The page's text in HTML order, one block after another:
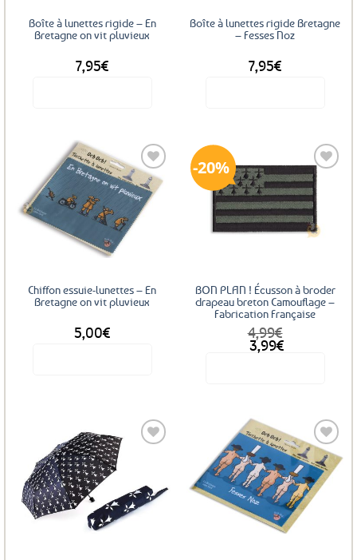
Boîte à lunettes rigide – En
Bretagne on vit pluvieux
7,95€
Boîte à lunettes rigide Bretagne
– Fesses Noz
7,95€
Ajouter
aux
favoris
Chiffon essuie-lunettes – En
Bretagne on vit pluvieux
5,00€
20%
Ajouter
aux
favoris
BON PLAN ! Écusson à broder
drapeau breton Camouflage –
Fabrication Française
4,99€
Le
prix
3,99€
Le
prix
aux
favoris
Ajouter
aux
favoris